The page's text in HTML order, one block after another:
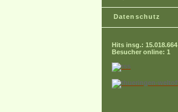
Datenschutz
Hits insg.: 15.018.664
Besucher online: 1